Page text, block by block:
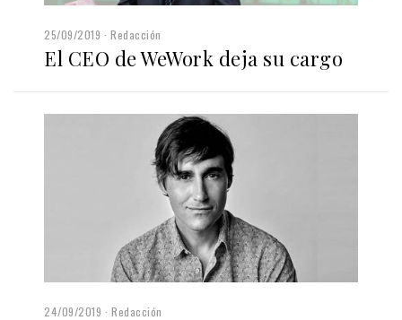
25/09/2019 Redacción
El CEO de WeWork deja su cargo
24/09/2019 Redacción